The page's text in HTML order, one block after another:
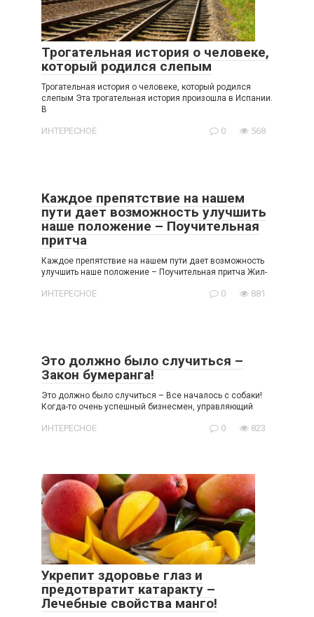
Трогательная история о человеке,
который родился слепым
Трогательная история о человеке, который родился
слепым Эта трогательная история произошла в Испании.
В
ИНТЕРЕСНОЕ 0 568
Каждое препятствие на нашем
пути дает возможность улучшить
наше положение – Поучительная
притча
Каждое препятствие на нашем пути дает возможность
улучшить наше положение – Поучительная притча Жил-
ИНТЕРЕСНОЕ 0 881
Это должно было случиться –
Закон бумеранга!
Это должно было случиться – Все началось с собаки!
Когда-то очень успешный бизнесмен, управляющий
ИНТЕРЕСНОЕ 0 823
Укрепит здоровье глаз и
предотвратит катаракту –
Лечебные свойства манго!